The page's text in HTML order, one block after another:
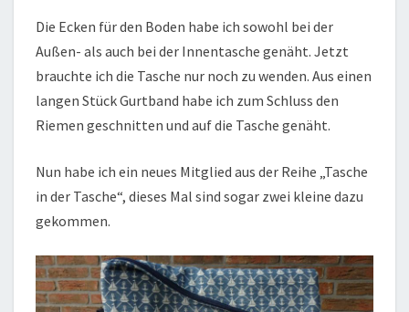
Die Ecken für den Boden habe ich sowohl bei der
Außen- als auch bei der Innentasche genäht. Jetzt
brauchte ich die Tasche nur noch zu wenden. Aus einen
langen Stück Gurtband habe ich zum Schluss den
Riemen geschnitten und auf die Tasche genäht.
Nun habe ich ein neues Mitglied aus der Reihe „Tasche
in der Tasche“, dieses Mal sind sogar zwei kleine dazu
gekommen.